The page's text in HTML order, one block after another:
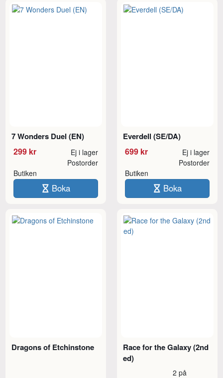
7 Wonders Duel (EN)
299 kr Ej i lager
Butiken
Postorder
Boka
Everdell (SE/DA)
699 kr Ej i lager
Butiken
Postorder
Boka
Dragons of Etchinstone
Race for the Galaxy (2nd
ed)
2 på